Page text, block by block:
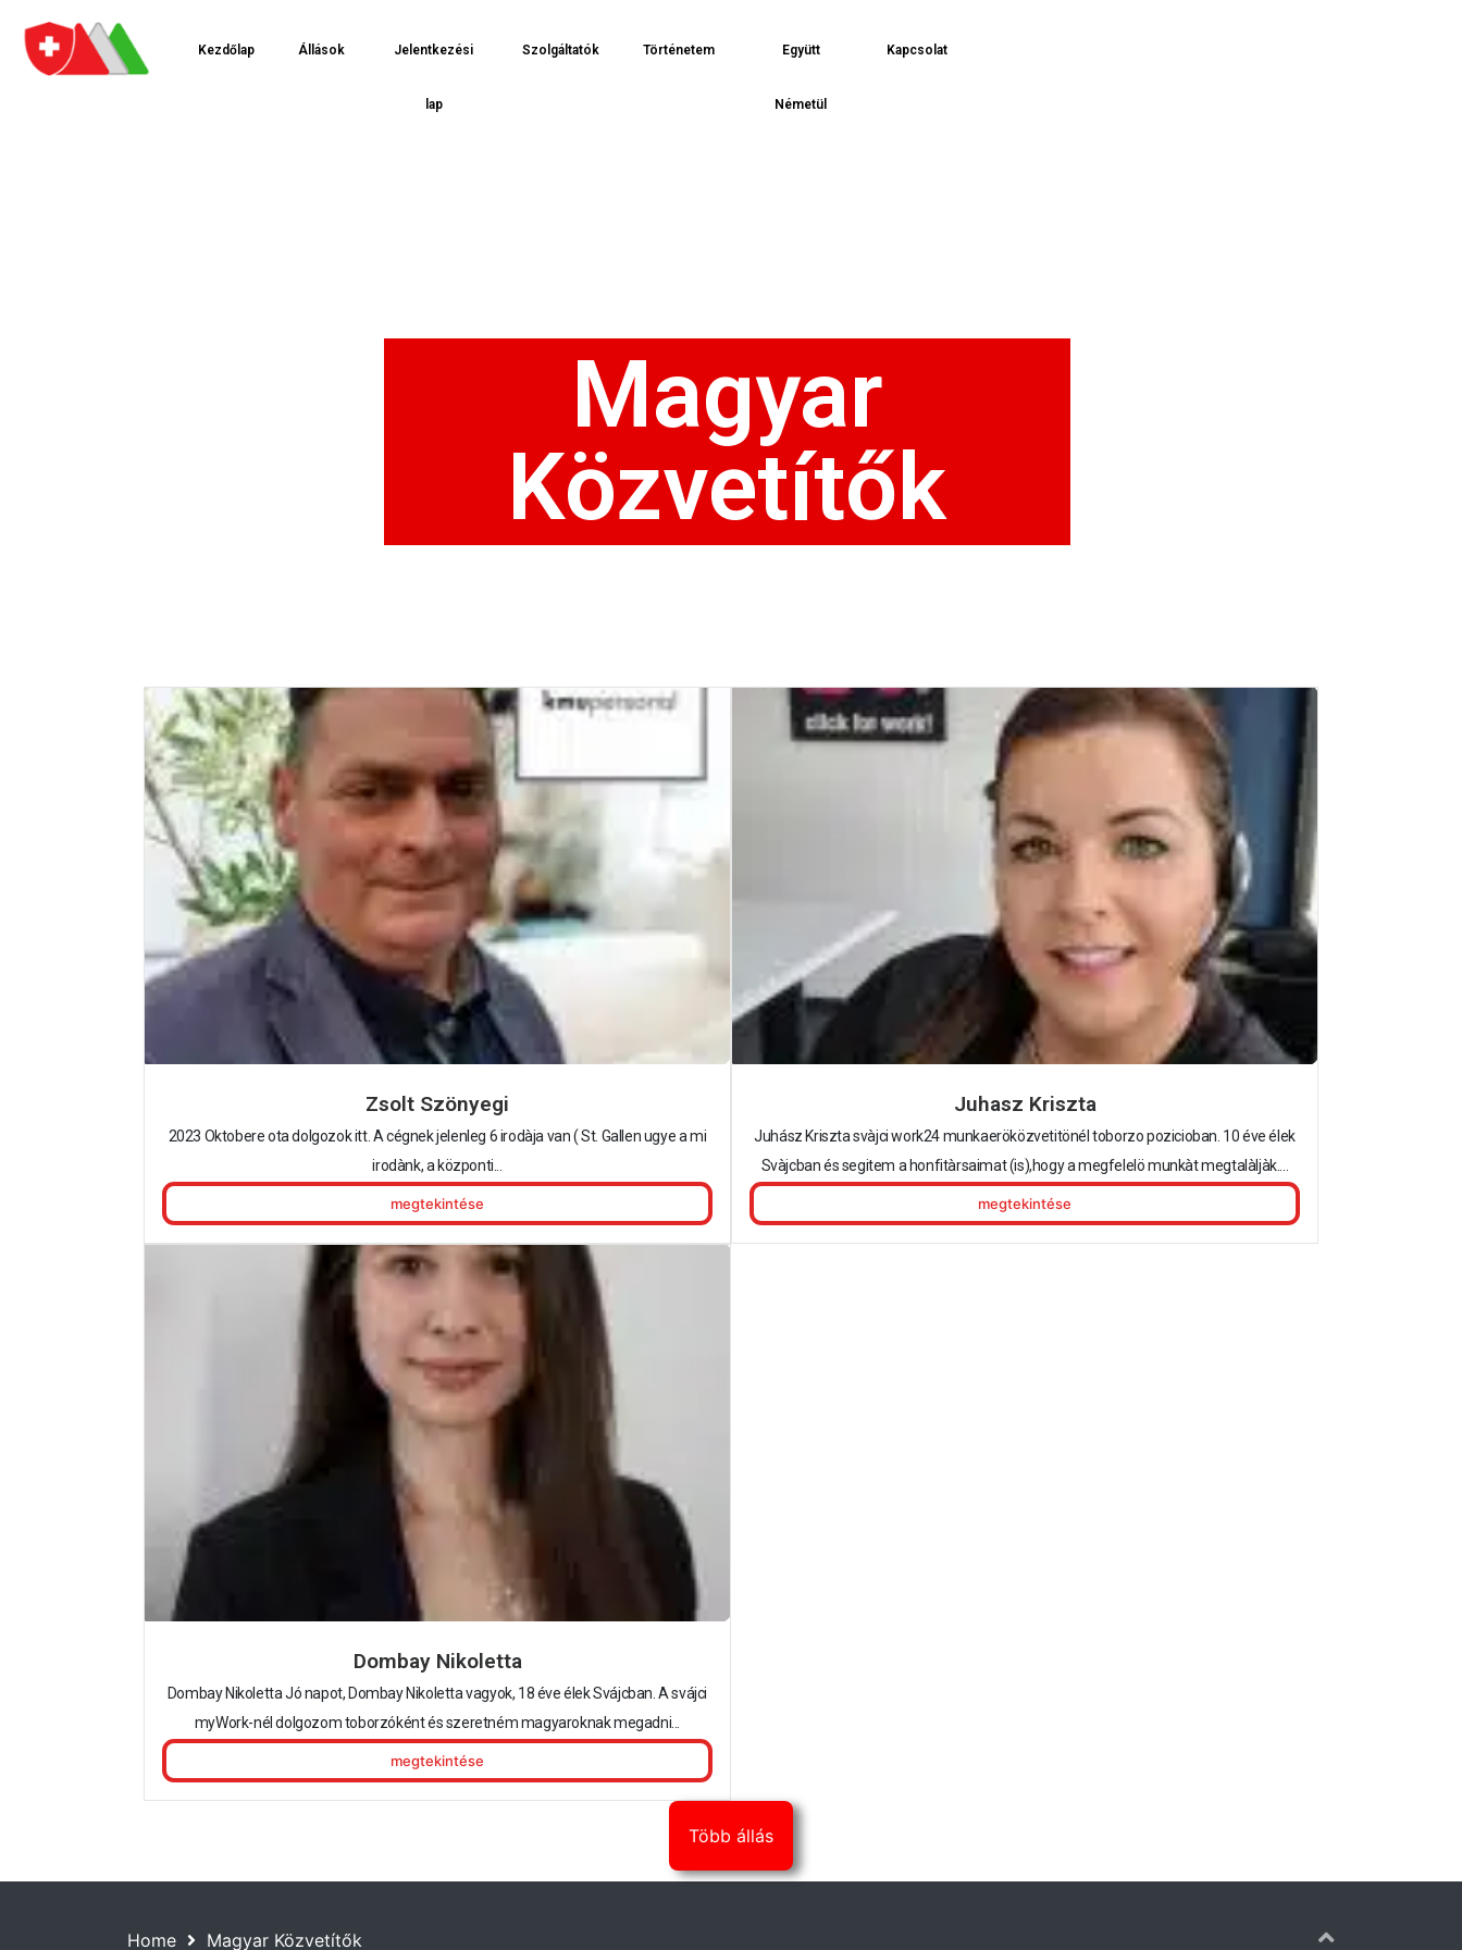
Kezdőlap Állások Jelentkezési
lap
Szolgáltatók Történetem Együtt
Németül
Kapcsolat
Magyar
Közvetítők
Zsolt Szönyegi
2023 Oktobere ota dolgozok itt. A cégnek jelenleg 6 irodàja van ( St. Gallen ugye a mi
irodànk, a központi...
megtekintése
Juhasz Kriszta
Juhász Kriszta svàjci work24 munkaeröközvetitönél toborzo pozicioban. 10 éve élek
Svàjcban és segitem a honfitàrsaimat (is),hogy a megfelelö munkàt megtalàljàk....
megtekintése
Dombay Nikoletta
Dombay Nikoletta Jó napot, Dombay Nikoletta vagyok, 18 éve élek Svájcban. A svájci
myWork-nél dolgozom toborzóként és szeretném magyaroknak megadni...
megtekintése
Több állás
Home Magyar Közvetítők